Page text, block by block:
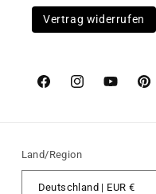
Vertrag widerrufen
FacebookInstagramYouTube
Land/Region
Deutschland | EUR €